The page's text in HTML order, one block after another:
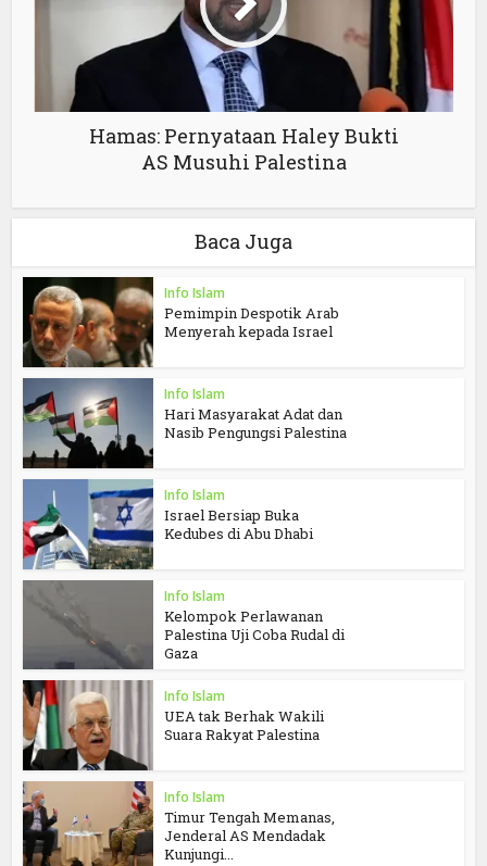
Hamas: Pernyataan Haley Bukti
AS Musuhi Palestina
Baca Juga
Info Islam
Pemimpin Despotik Arab
Menyerah kepada Israel
Info Islam
Hari Masyarakat Adat dan
Nasib Pengungsi Palestina
Info Islam
Israel Bersiap Buka
Kedubes di Abu Dhabi
Info Islam
Kelompok Perlawanan
Palestina Uji Coba Rudal di
Gaza
Info Islam
UEA tak Berhak Wakili
Suara Rakyat Palestina
Info Islam
Timur Tengah Memanas,
Jenderal AS Mendadak
Kunjungi...